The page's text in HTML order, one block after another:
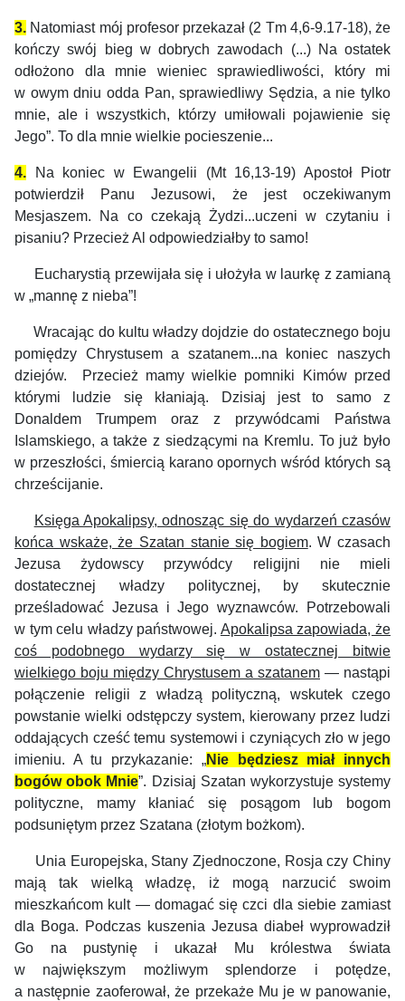
3. Natomiast mój profesor przekazał (2 Tm 4,6-9.17-18), że
kończy swój bieg w dobrych zawodach (...) Na ostatek
odłożono dla mnie wieniec sprawiedliwości, który mi
w owym dniu odda Pan, sprawiedliwy Sędzia, a nie tylko
mnie, ale i wszystkich, którzy umiłowali pojawienie się
Jego”. To dla mnie wielkie pocieszenie...
4. Na koniec w Ewangelii (Mt 16,13-19) Apostoł Piotr
potwierdził Panu Jezusowi, że jest oczekiwanym
Mesjaszem. Na co czekająŻydzi...uczeni w czytaniu i
pisaniu? Przecież Al odpowiedziałby to samo!
Eucharystią przewijała się i ułożyła w laurkę z zamianą
w „mannę z nieba”!
Wracając do kultu władzy dojdzie do ostatecznego boju
pomiędzy Chrystusem a szatanem...na koniec naszych
dziejów.
Przecież mamy wielkie pomniki Kimów przed
którymi ludzie się kłaniają. Dzisiaj jest to samo z
Donaldem Trumpem oraz z przywódcami Państwa
Islamskiego, a także z siedzącymi na Kremlu. To już było
w przeszłości, śmiercią karano opornych wśród których są
chrześcijanie.
Księga Apokalipsy, odnosząc się do wydarzeń czasów
końca wskaże, że Szatan stanie się bogiem. W czasach
Jezusa żydowscy przywódcy religijni nie mieli
dostatecznej władzy politycznej, by skutecznie
prześladować Jezusa i Jego wyznawców. Potrzebowali
w tym celu władzy państwowej. Apokalipsa zapowiada, że
coś podobnego wydarzy się w ostatecznej bitwie
wielkiego boju między Chrystusem a szatanem — nastąpi
połączenie religii z władzą polityczną, wskutek czego
powstanie wielki odstępczy system, kierowany przez ludzi
oddających cześć temu systemowi i czyniących zło w jego
imieniu. A tu przykazanie: „Nie będziesz miał innych
bogów obok Mnie”. Dzisiaj Szatan wykorzystuje systemy
polityczne, mamy kłaniać się posągom lub bogom
podsuniętym przez Szatana (złotym bożkom).
Unia Europejska, Stany Zjednoczone, Rosja czy Chiny
mają tak wielką władzę, iż mogą narzucić swoim
mieszkańcom kult — domagać się czci dla siebie zamiast
dla Boga. Podczas kuszenia Jezusa diabeł wyprowadził
Go na pustynię i ukazał Mu królestwa świata
w największym możliwym splendorze i potędze,
a następnie zaoferował, że przekaże Mu je w panowanie,